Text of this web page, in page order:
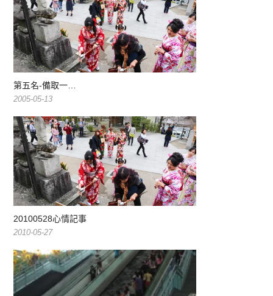
第五名-備取一…
2005-05-13
20100528心情記事
2010-05-27